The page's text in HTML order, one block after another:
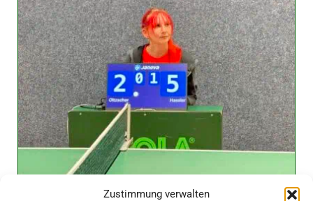
Zustimmung verwalten